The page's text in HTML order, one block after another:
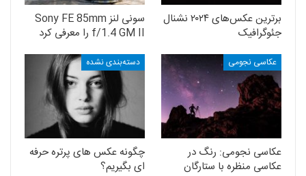
برترین عکس‌های ۲۰۲۴ نشنال
جئوگرافیک
سونی لنز Sony FE 85mm
f/1.4 GM II را معرفی کرد
عکاسی نجومی
عکاسی نجومی: رنگ در
عکاسی منظره با ستارگان
دسته‌بندی نشده
چگونه عکس های پرتره حرفه
ای بگیریم؟